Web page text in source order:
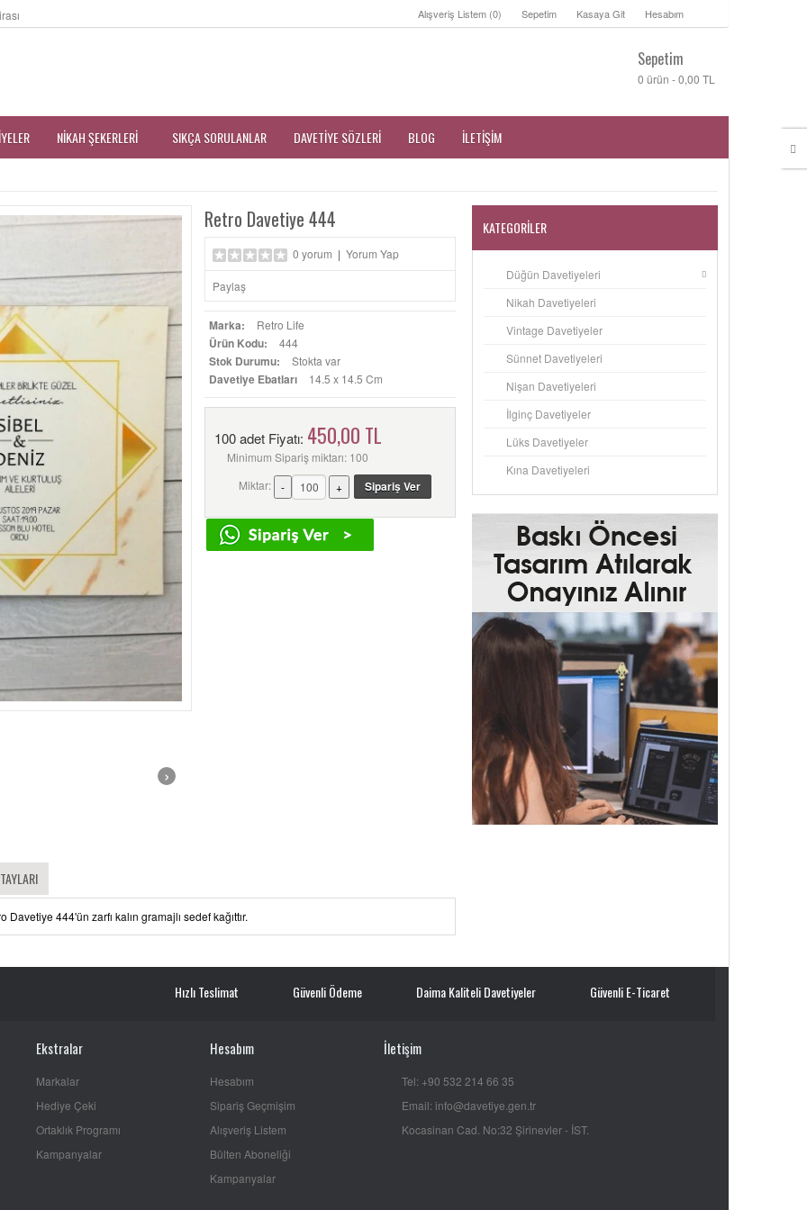
Alışveriş Listem (0) Sepetim Kasaya Git Hesabım
Sepetim
0 ürün - 0,00 TL
NIKAH ŞEKERLERI SIKÇA SORULANLAR DAVETIYE SÖZLERI BLOG İLETIŞIM
›
Retro Davetiye 444
0 yorum | Yorum Yap
Paylaş
Marka: Retro Life
Ürün Kodu: 444
Stok Durumu: Stokta var
Davetiye Ebatları 14.5 x 14.5 Cm
100 adet Fiyatı: 450,00 TL
Minimum Sipariş miktarı: 100
Miktar:
444'ün zarfı kalın gramajlı sedef kağıttır.
KATEGORILER
Düğün Davetiyeleri
Nikah Davetiyeleri
Vintage Davetiyeler
Sünnet Davetiyeleri
Nişan Davetiyeleri
İlginç Davetiyeler
Lüks Davetiyeler
Kına Davetiyeleri
Hızlı Teslimat Güvenli Ödeme Daima Kaliteli Davetiyeler Güvenli E-Ticaret
Ekstralar
Markalar
Hediye Çeki
Ortaklık Programı
Kampanyalar
Hesabım
Hesabım
Sipariş Geçmişim
Alışveriş Listem
Bülten Aboneliği
Kampanyalar
İletişim
Tel: +90 532 214 66 35
Email: info@davetiye.gen.tr
Kocasinan Cad. No:32 Şirinevler - İST.